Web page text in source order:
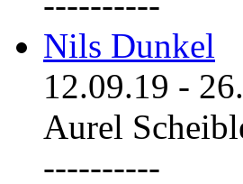
Nils Dunkel
12.09.19 -
Aurel
----------